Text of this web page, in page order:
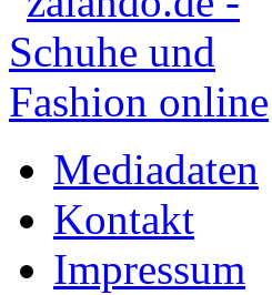
Mediadaten
Kontakt
Impressum